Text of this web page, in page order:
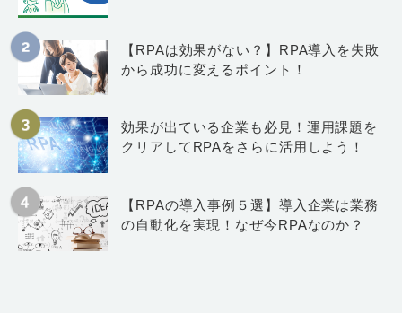
【RPAは効果がない？】RPA導入を失敗
から成功に変えるポイント！
効果が出ている企業も必見！運用課題を
クリアしてRPAをさらに活用しよう！
【RPAの導入事例５選】導入企業は業務
の自動化を実現！なぜ今RPAなのか？